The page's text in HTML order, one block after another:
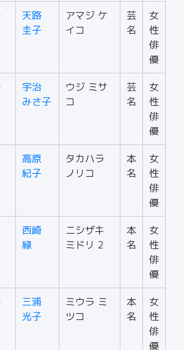
天路
圭子
アマジ ケ
イコ
芸
名
女
性
俳
優
宇治
みさ子
ウジ ミサ
コ
芸
名
女
性
俳
優
高原
紀子
タカハラ
ノリコ
本
名
女
性
俳
優
西崎
緑
ニシザキ
ミドリ 2
本
名
女
性
俳
優
三浦
光子
ミウラ ミ
ツコ
本
名
女
性
俳
優